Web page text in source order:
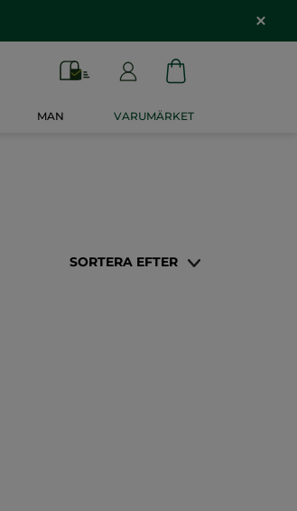
MAN VARUMÄRKET
SORTERA EFTER